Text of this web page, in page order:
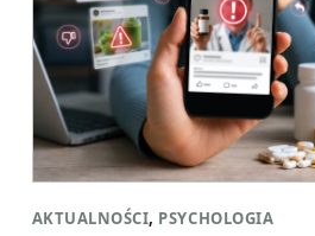
AKTUALNOŚCI, PSYCHOLOGIA